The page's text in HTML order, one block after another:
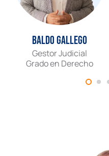
Baldo Gallego
Gestor Judicial
Grado en Derecho